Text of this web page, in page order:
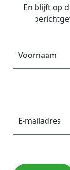
En blijft op